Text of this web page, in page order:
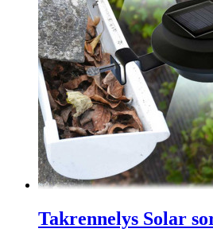
Takrennelys Solar